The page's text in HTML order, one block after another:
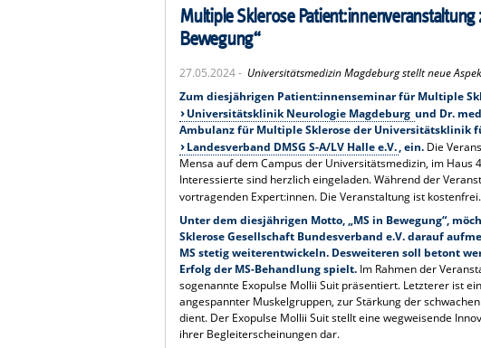
Multiple Sklerose
Bewegung“
27.05.2024 - Universitätsmedizin Magdeburg stellt neue
Zum diesjährigen Patient:innenseminar für Multiple
Universitätsklinik Neurologie Magdeburg und Dr.
Ambulanz für Multiple Sklerose der Universitätsklinik
Landesverband DMSG S-A/LV Halle e.V., ein.Die
Mensa auf dem Campus der Universitätsmedizin, im
Interessierte sind herzlich eingeladen. Während der
vortragenden Expert:innen. Die Veranstaltung ist
Unter dem diesjährigen Motto, „MS in Bewegung“,
Sklerose Gesellschaft Bundesverband e.V. darauf
MS stetig weiterentwickeln. Desweiteren soll betont
Erfolg der MS-Behandlung spielt. Im Rahmen der
sogenannte Exopulse Mollii Suit präsentiert. Letzterer ist
angespannter Muskelgruppen, zur Stärkung der
dient. Der Exopulse Mollii Suit stellt eine wegweisende
ihrer Begleiterscheinungen dar.